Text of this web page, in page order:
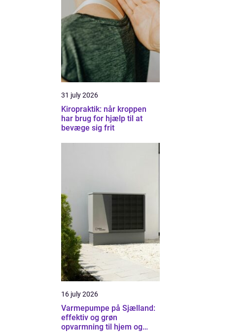
31 july 2026
Kiropraktik: når kroppen
har brug for hjælp til at
bevæge sig frit
16 july 2026
Varmepumpe på Sjælland:
effektiv og grøn
opvarmning til hjem og